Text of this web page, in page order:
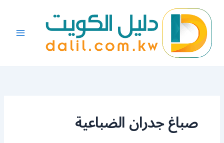
المحتوى
صباغ جدران الضباعية